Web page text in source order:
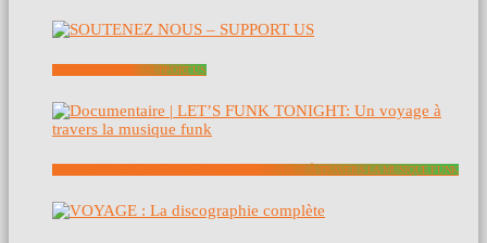
SOUTENEZ NOUS – SUPPORT US
DOCUMENTAIRE | LET’S FUNK TONIGHT: UN VOYAGE À TRAVERS LA MUSIQUE FUNK